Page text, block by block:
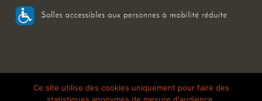
Copyright 2026 Le Bal Blomet | Tous droits réservés | Mentions légales
Ce site utilise des cookies uniquement pour faire des